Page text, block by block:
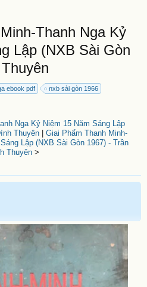
Thanh Nga Kỷ
Lập (NXB Sài Gòn
ebook pdf
nxb sài gòn 1966
Nga Kỷ Niệm 15 Năm Sáng Lập
Thuyên
Giai Phẩm Thanh Minh-
Lập (NXB Sài Gòn 1967) - Trần
Thuyên >